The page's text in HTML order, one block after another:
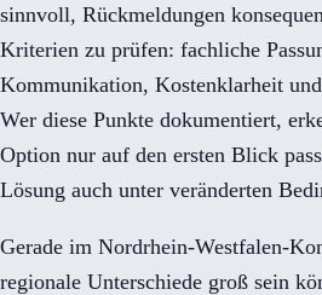
sinnvoll, Rückmeldungen
Kriterien zu prüfen: fachliche
Kommunikation, Kostenklarheit
Wer diese Punkte dokumentiert,
Option nur auf den ersten Blick
Lösung auch unter veränderten
Gerade im Nordrhein-Westfalen-
regionale Unterschiede groß sein